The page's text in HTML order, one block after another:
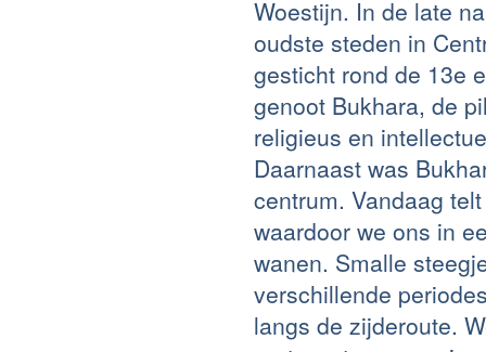
Woestijn. In de late
oudste steden in
gesticht rond de 13e
genoot Bukhara, de
religieus en
Daarnaast was
centrum. Vandaag
waardoor we ons in
wanen. Smalle
verschillende
langs de zijderoute.